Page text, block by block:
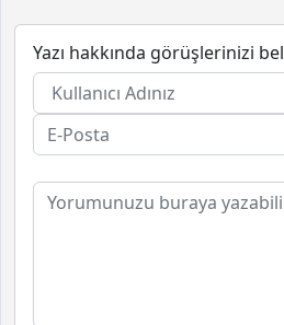
Yazı hakkında görüşlerinizi